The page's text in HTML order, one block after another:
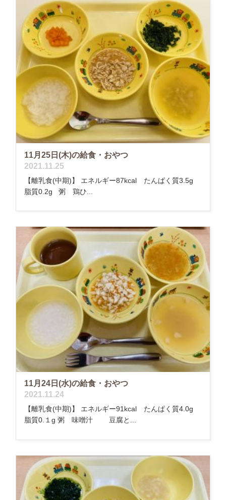
11月25日(木)の給食・おやつ
2021.11.25
【離乳食(中期)】 エネルギー87kcal たんぱく質3.5g
脂質0.2g 粥 鶏ひ...
11月24日(水)の給食・おやつ
2021.11.24
【離乳食(中期)】 エネルギー91kcal たんぱく質4.0g
脂質0.１g 粥 味噌汁 豆腐と...